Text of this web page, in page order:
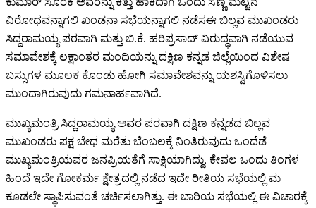
ವಿರೋಧವನ್ನಾಗಲಿ ಖಂಡನಾ ಸಭೆಯನ್ನಾಗಲಿ ನಡೆಸಈ ಬಿಲ್ಲವ ಮುಖಂಡರು
ಸಿದ್ದರಾಮಯ್ಯ ಪರವಾಗಿ ಮತ್ತು ಬಿ.ಕೆ. ಹರಿಪ್ರಸಾದ್ ವಿರುದ್ಧವಾಗಿ ನಡೆಯುವ
ಸಮಾವೇಶಕ್ಕೆ ಲಕ್ಷಾಂತರ ಮಂದಿಯನ್ನು ದಕ್ಷಿಣ ಕನ್ನಡ ಜಿಲ್ಲೆಯಿಂದ ವಿಶೇಷ
ಬಸ್ಸುಗಳ ಮೂಲಕ ಕೊಂಡು ಹೋಗಿ ಸಮಾವೇಶವನ್ನು ಯಶಸ್ವಿಗೊಳಿಸಲು
ಮುಂದಾಗಿರುವುದು ಗಮನಾರ್ಹವಾಗಿದೆ.
ಮುಖ್ಯಮಂತ್ರಿ ಸಿದ್ದರಾಮಯ್ಯ ಅವರ ಪರವಾಗಿ ದಕ್ಷಿಣ ಕನ್ನಡದ ಬಿಲ್ಲವ
ಮುಖಂಡರು ಪಕ್ಷ ಬೇಧ ಮರೆತು ಬೆಂಬಲಕ್ಕೆ ನಿಂತಿರುವುದು ಒಂದೆಡೆ
ಮುಖ್ಯಮಂತ್ರಿಯವರ ಜನಪ್ರಿಯತೆಗೆ ಸಾಕ್ಷಿಯಾಗಿದ್ದು, ಕೇವಲ ಒಂದು ತಿಂಗಳ
ಹಿಂದೆ ಇದೇ ಗೋಕರ್ಮ ಕ್ಷೇತ್ರದಲ್ಲಿ ನಡೆದ ಇದೇ ರೀತಿಯ ಸಭೆಯಲ್ಲಿ ಮ
ಕೂಡಲೇ ಸ್ಥಾಪಿಸುವಂತೆ ಚರ್ಚಿಸಲಾಗಿತ್ತು. ಈ ಬಾರಿಯ ಸಭೆಯಲ್ಲಿ ಈ ವಿಚಾರಕ್ಕೆ